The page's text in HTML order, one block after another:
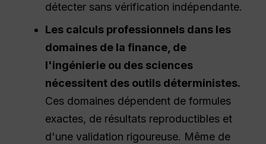
détecter sans vérification indépendante.
Les calculs professionnels dans les
domaines de la finance, de
l'ingénierie ou des sciences
nécessitent des outils déterministes.
Ces domaines dépendent de formules
exactes, de résultats reproductibles et
d'une validation rigoureuse. Même de